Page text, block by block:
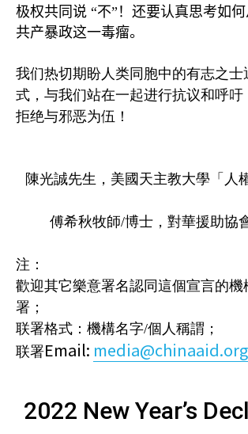
极权共同说 “不” ！还要认真思考如
共产暴政这一毒瘤。
我们热切期盼人类同胞中的有志之士
式，与我们站在一起进行抗议和呼吁
拒绝与邪恶为伍！
陳光誠先生，美國天主教大學「人
傅希秋牧師/博士，對華援助協
注：
歡迎其它樂意署名認同這個宣言的機
署；
联署格式：機構名字/個人稱謂；
联署Email: media@chinaaid.org
2022 New Year’s